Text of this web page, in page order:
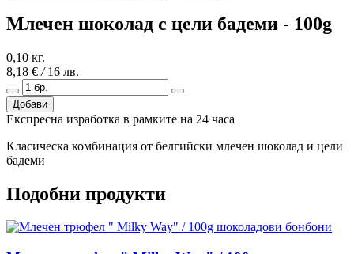
Млечен шоколад с цели бадеми - 100g
0,10 кг.
8,18 € /16 лв.
Добави
Експресна изработка в рамките на 24 часа
Класическа комбинация от белгийски млечен шоколад и цели
бадеми
Подобни продукти